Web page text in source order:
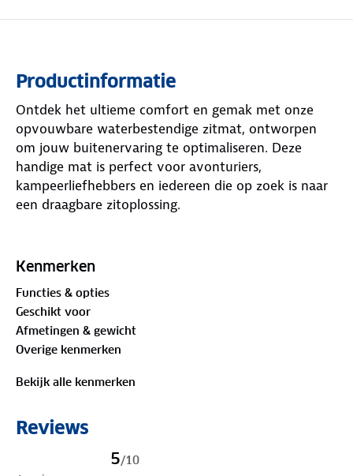
Productinformatie
Ontdek het ultieme comfort en gemak met onze
opvouwbare waterbestendige zitmat, ontworpen
om jouw buitenervaring te optimaliseren. Deze
handige mat is perfect voor avonturiers,
kampeerliefhebbers en iedereen die op zoek is naar
een draagbare zitoplossing.
deze zitmat zitcomfort en waterbestendigheid,
kunt zitten. Het XPE-materiaal zorgt ook voor een
isolerende laag tussen jou en de ondergrond,
waardoor je warm en droog blijft.
De zitmat is compact door het opvouwbare
tas of rugzak, waardoor je altijd klaar bent om
comfortabel te zitten, waar je avontuur je ook
brengt. De uitgevouwen afmetingen van 38x27x0.8
Kenmerken
Functies & opties
Geschikt voor
Afmetingen & gewicht
Overige kenmerken
Bekijk alle kenmerken
Reviews
5/10